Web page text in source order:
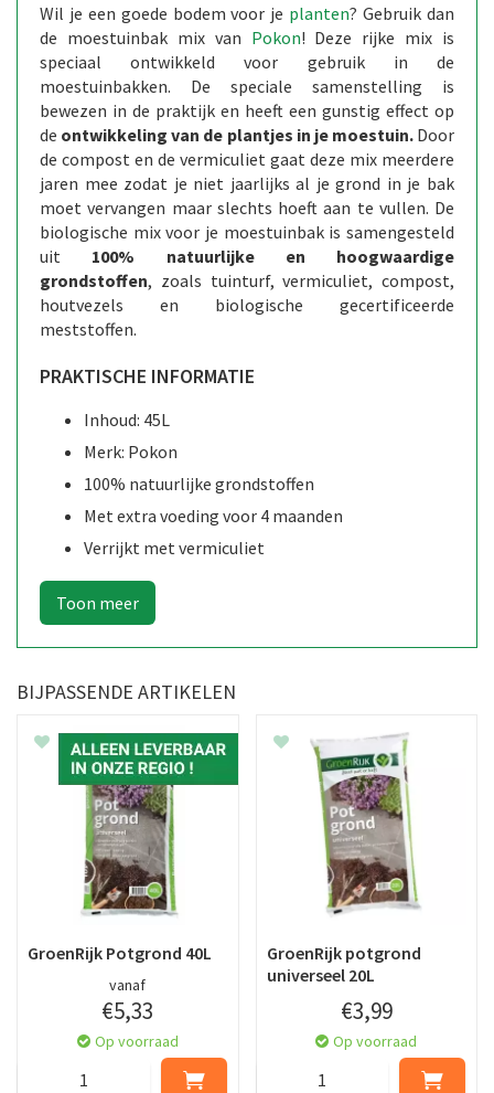
Wil je een goede bodem voor je planten? Gebruik dan
de moestuinbak mix van Pokon! Deze rijke mix is
speciaal ontwikkeld voor gebruik in de
moestuinbakken. De speciale samenstelling is
bewezen in de praktijk en heeft een gunstig effect op
de ontwikkeling van de plantjes in je moestuin.Door
de compost en de vermiculiet gaat deze mix meerdere
jaren mee zodat je niet jaarlijks al je grond in je bak
moet vervangen maar slechts hoeft aan te vullen. De
biologische mix voor je moestuinbak is samengesteld
uit 100% natuurlijke en hoogwaardige
grondstoffen, zoals tuinturf, vermiculiet, compost,
houtvezels en biologische gecertificeerde
meststoffen.
PRAKTISCHE INFORMATIE
Inhoud: 45L
Merk: Pokon
100% natuurlijke grondstoffen
Met extra voeding voor 4 maanden
Verrijkt met vermiculiet
BIJPASSENDE ARTIKELEN
GroenRijk Potgrond 40L
vanaf
€5,33
Op voorraad
GroenRijk potgrond
universeel 20L
€3,99
Op voorraad